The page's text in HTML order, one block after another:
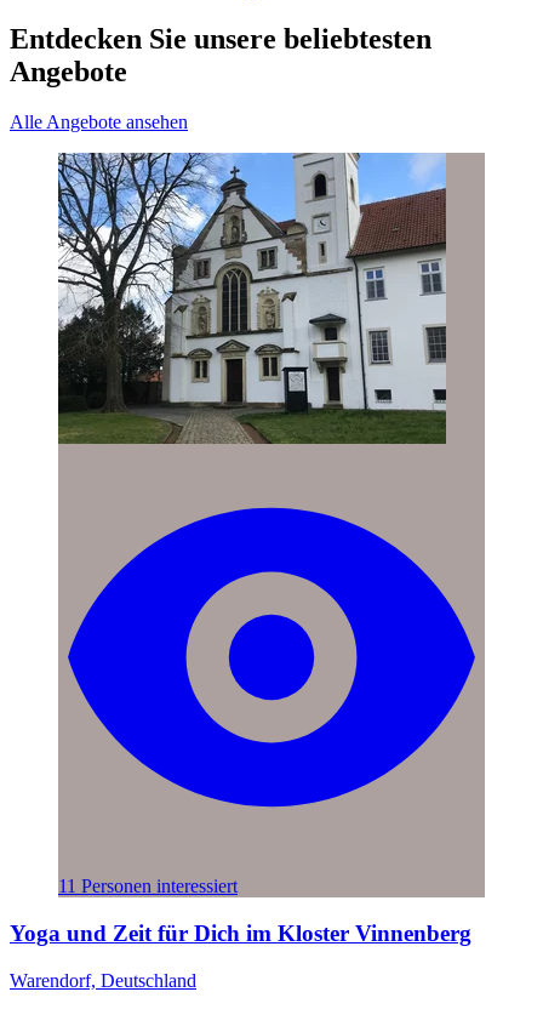
Entdecken Sie unsere beliebtesten
Angebote
Alle Angebote ansehen
11 Personen interessiert
Yoga und Zeit für Dich im Kloster Vinnenberg
Warendorf, Deutschland